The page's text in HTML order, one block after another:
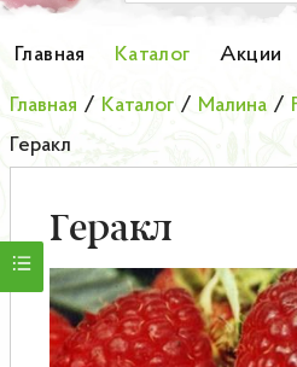
Главная Каталог Акции
Колоновидные деревья
Лук-севок
Малина
Мини-деревья
НОВИНКА Английские и
Главная / Каталог / Малина /
Геракл
Геракл